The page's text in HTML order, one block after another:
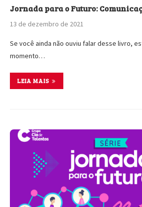
Jornada para o Futuro:
13 de dezembro de 2021
Se você ainda não ouviu falar desse livro,
momento…
LEIA MAIS